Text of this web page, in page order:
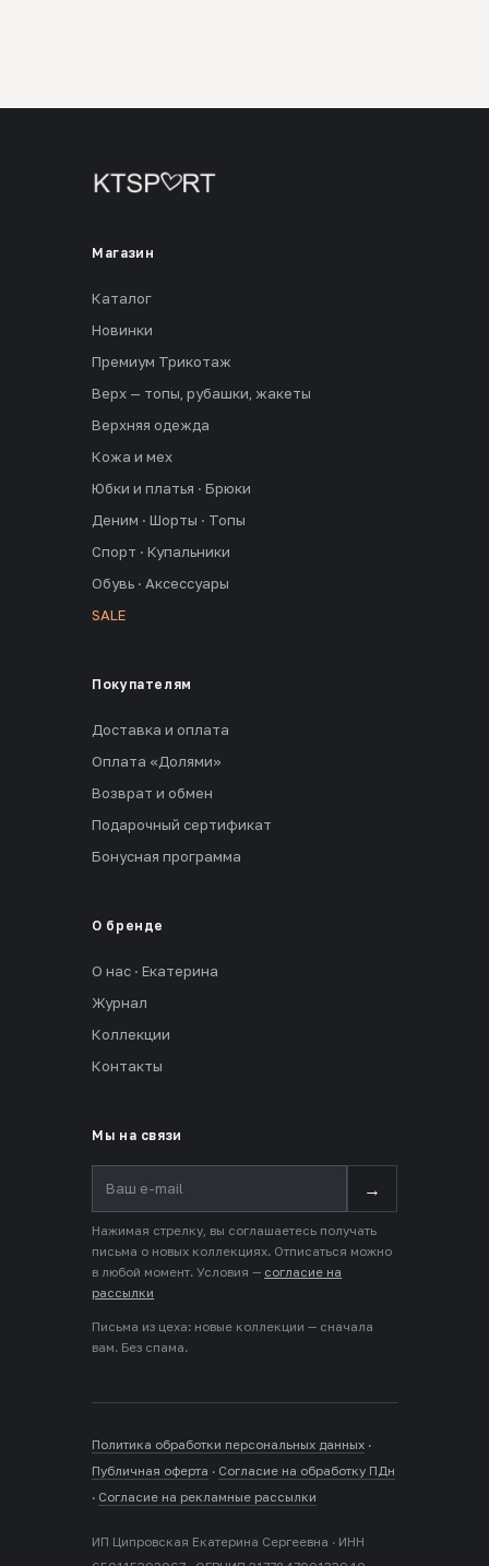
Магазин
Каталог
Новинки
Премиум Трикотаж
Верх — топы, рубашки, жакеты
Верхняя одежда
Кожа и мех
Юбки и платья · Брюки
Деним · Шорты · Топы
Спорт · Купальники
Обувь · Аксессуары
SALE
Покупателям
Доставка и оплата
Оплата «Долями»
Возврат и обмен
Подарочный сертификат
Бонусная программа
О бренде
О нас · Екатерина
Журнал
Коллекции
Контакты
Мы на связи
→
Нажимая стрелку, вы соглашаетесь получать
письма о новых коллекциях. Отписаться можно
в любой момент. Условия — согласие на
рассылки
Письма из цеха: новые коллекции — сначала
вам. Без спама.
Политика обработки персональных данных ·
Публичная оферта · Согласие на обработку ПДн
· Согласие на рекламные рассылки
ИП Ципровская Екатерина Сергеевна · ИНН